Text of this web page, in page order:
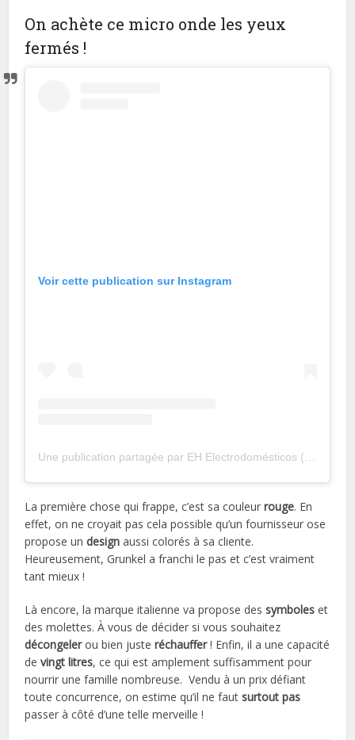
On achète ce micro onde les yeux
fermés !
Voir cette publication sur Instagram
La première chose qui frappe, c’est sa couleurrouge. En
effet, on ne croyait pas cela possible qu’un fournisseur ose
propose undesign aussi colorés à sa cliente.
Heureusement, Grunkel a franchi le pas et c’est vraiment
tant mieux !
Là encore, la marque italienne va propose dessymboleset
des molettes. À vous de décider si vous souhaitez
décongelerou bien justeréchauffer! Enfin, il a une capacité
devingt litres, ce qui est amplement suffisamment pour
nourrir une famille nombreuse. Vendu à un prix défiant
toute concurrence, on estime qu’il ne fautsurtout pas
passer à côté d’une telle merveille !